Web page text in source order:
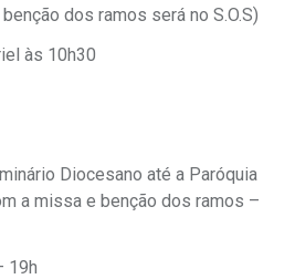
dos ramos será no S.O.S)
às 10h30
Diocesano até a Paróquia
a missa e benção dos ramos –
19h